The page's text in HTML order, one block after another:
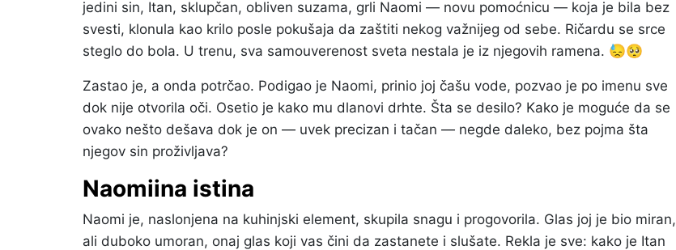
jedini sin, Itan, sklupčan, obliven suzama, grli Naomi — novu pomoćnicu — koja je bila bez
svesti, klonula kao krilo posle pokušaja da zaštiti nekog važnijeg od sebe. Ričardu se srce
steglo do bola. U trenu, sva samouverenost sveta nestala je iz njegovih ramena. 😓🥺
Zastao je, a onda potrčao. Podigao je Naomi, prinio joj čašu vode, pozvao je po imenu sve
dok nije otvorila oči. Osetio je kako mu dlanovi drhte. Šta se desilo? Kako je moguće da se
ovako nešto dešava dok je on — uvek precizan i tačan — negde daleko, bez pojma šta
njegov sin proživljava?
Naomiina istina
Naomi je, naslonjena na kuhinjski element, skupila snagu i progovorila. Glas joj je bio miran,
ali duboko umoran, onaj glas koji vas čini da zastanete i slušate. Rekla je sve: kako je Itan